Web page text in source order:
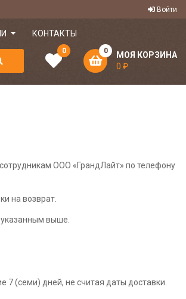
Войти
КОНТАКТЫ
0 0
МОЯ КОРЗИНА
0 ₽
ООО «ГрандЛайт» по телефону
на возврат.
указанным выше.
7 (семи) дней, не считая даты доставки.